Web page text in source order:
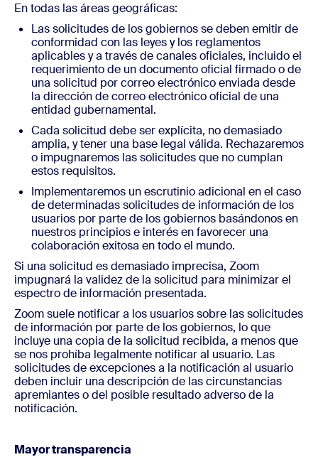
En todas las áreas geográficas:
Las solicitudes de los gobiernos se deben emitir de
conformidad con las leyes y los reglamentos
aplicables y a través de canales oficiales, incluido el
requerimiento de un documento oficial firmado o de
una solicitud por correo electrónico enviada desde
la dirección de correo electrónico oficial de una
entidad gubernamental.
Cada solicitud debe ser explícita, no demasiado
amplia, y tener una base legal válida. Rechazaremos
o impugnaremos las solicitudes que no cumplan
estos requisitos.
Implementaremos un escrutinio adicional en el caso
de determinadas solicitudes de información de los
usuarios por parte de los gobiernos basándonos en
nuestros principios e interés en favorecer una
colaboración exitosa en todo el mundo.
Si una solicitud es demasiado imprecisa, Zoom
impugnará la validez de la solicitud para minimizar el
espectro de información presentada.
Zoom suele notificar a los usuarios sobre las solicitudes
de información por parte de los gobiernos, lo que
incluye una copia de la solicitud recibida, a menos que
se nos prohíba legalmente notificar al usuario. Las
solicitudes de excepciones a la notificación al usuario
deben incluir una descripción de las circunstancias
apremiantes o del posible resultado adverso de la
notificación.
Mayor transparencia